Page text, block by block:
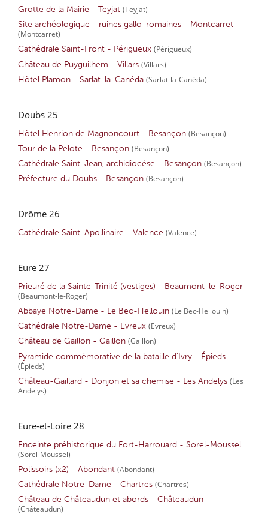
Grotte de la Mairie - Teyjat (Teyjat)
Site archéologique - ruines gallo-romaines - Montcarret
(Montcarret)
Cathédrale Saint-Front - Périgueux (Périgueux)
Château de Puyguilhem - Villars (Villars)
Hôtel Plamon - Sarlat-la-Canéda (Sarlat-la-Canéda)
Doubs 25
Hôtel Henrion de Magnoncourt - Besançon (Besançon)
Tour de la Pelote - Besançon (Besançon)
Cathédrale Saint-Jean, archidiocèse - Besançon (Besançon)
Préfecture du Doubs - Besançon (Besançon)
Drôme 26
Cathédrale Saint-Apollinaire - Valence (Valence)
Eure 27
Prieuré de la Sainte-Trinité (vestiges) - Beaumont-le-Roger
(Beaumont-le-Roger)
Abbaye Notre-Dame - Le Bec-Hellouin (Le Bec-Hellouin)
Cathédrale Notre-Dame - Evreux (Evreux)
Château de Gaillon - Gaillon (Gaillon)
Pyramide commémorative de la bataille d'Ivry - Épieds
(Épieds)
Château-Gaillard - Donjon et sa chemise - Les Andelys (Les
Andelys)
Eure-et-Loire 28
Enceinte préhistorique du Fort-Harrouard - Sorel-Moussel
(Sorel-Moussel)
Polissoirs (x2) - Abondant (Abondant)
Cathédrale Notre-Dame - Chartres (Chartres)
Château de Châteaudun et abords - Châteaudun
(Châteaudun)